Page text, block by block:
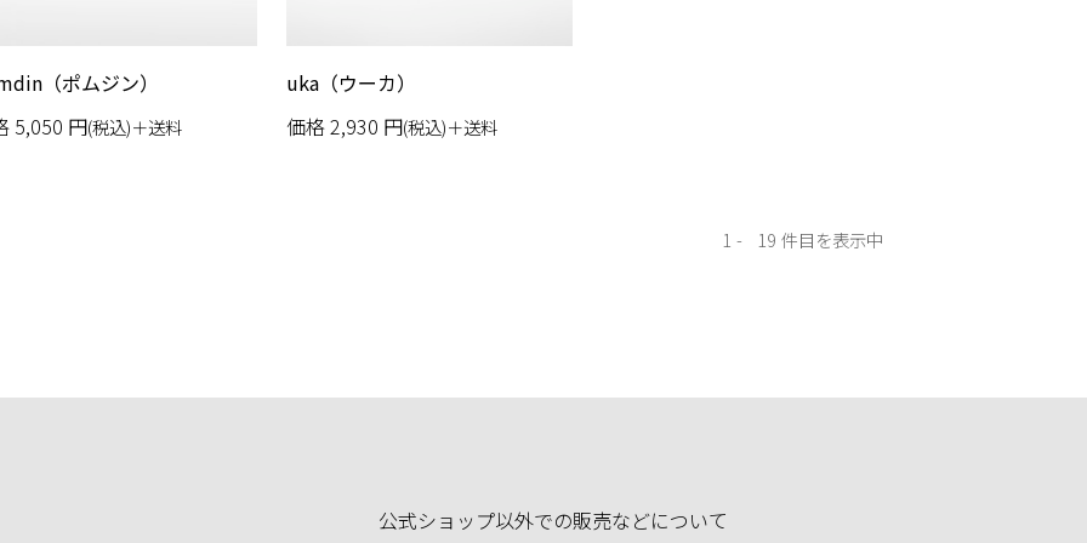
（ポムジン）
5,050 円(税込)＋送料
uka（ウーカ）
価格2,930 円(税込)＋送料
1 19
公式ショップ以外での販売などについて